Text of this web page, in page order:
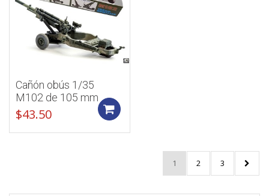
Cañón obús 1/35
M102 de 105 mm
$43.50
1 2 3